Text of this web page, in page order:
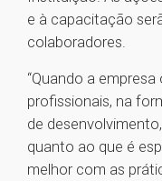
e à capacitação
colaboradores.
“Quando a
profissionais, na
de
quanto ao que é
melhor com as